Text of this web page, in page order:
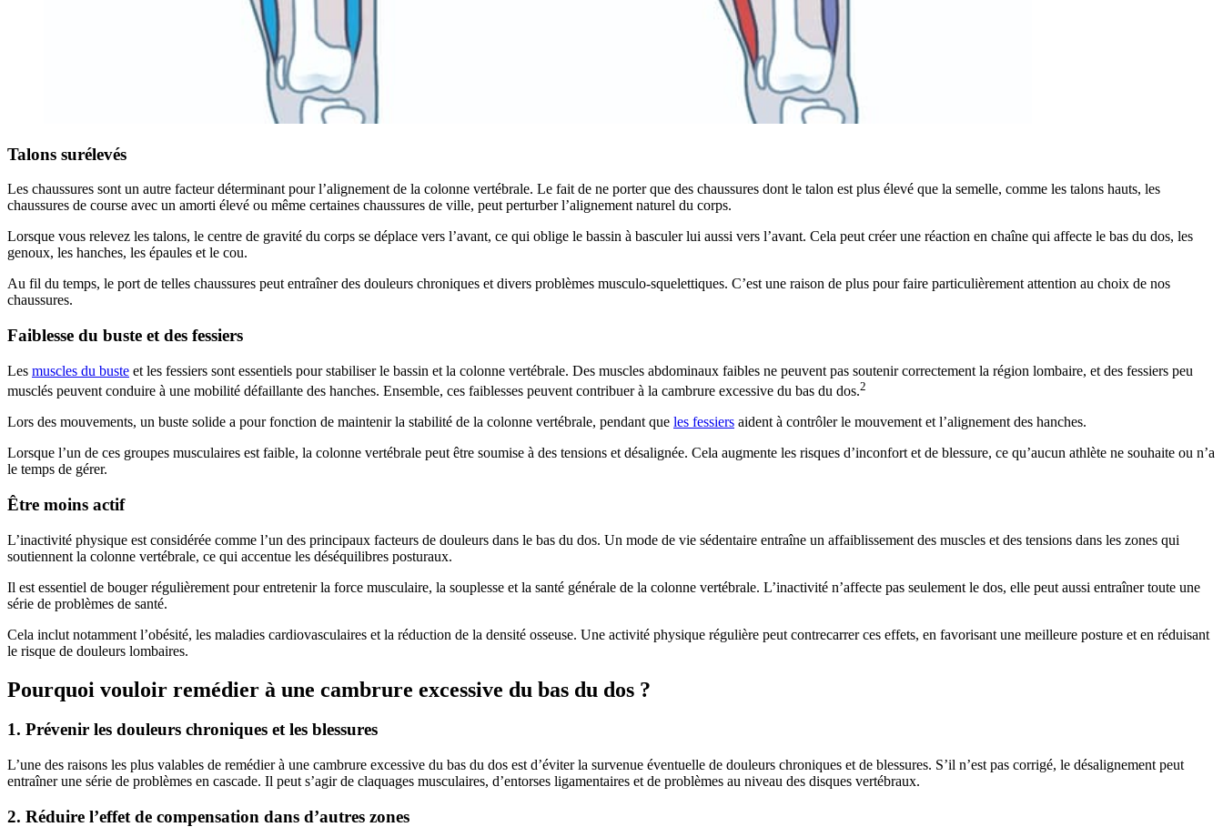
Talons surélevés
Les chaussures sont un autre facteur déterminant pour l’alignement de la colonne vertébrale. Le fait de ne porter que des chaussures dont le talon est plus élevé que la semelle, comme les talons hauts, les
chaussures de course avec un amorti élevé ou même certaines chaussures de ville, peut perturber l’alignement naturel du corps.
Lorsque vous relevez les talons, le centre de gravité du corps se déplace vers l’avant, ce qui oblige le bassin à basculer lui aussi vers l’avant. Cela peut créer une réaction en chaîne qui affecte le bas du dos, les
genoux, les hanches, les épaules et le cou.
Au fil du temps, le port de telles chaussures peut entraîner des douleurs chroniques et divers problèmes musculo-squelettiques. C’est une raison de plus pour faire particulièrement attention au choix de nos
chaussures.
Faiblesse du buste et des fessiers
Les muscles du buste et les fessiers sont essentiels pour stabiliser le bassin et la colonne vertébrale. Des muscles abdominaux faibles ne peuvent pas soutenir correctement la région lombaire, et des fessiers peu
musclés peuvent conduire à une mobilité défaillante des hanches. Ensemble, ces faiblesses peuvent contribuer à la cambrure excessive du bas du dos.2
Lors des mouvements, un buste solide a pour fonction de maintenir la stabilité de la colonne vertébrale, pendant que les fessiers aident à contrôler le mouvement et l’alignement des hanches.
Lorsque l’un de ces groupes musculaires est faible, la colonne vertébrale peut être soumise à des tensions et désalignée. Cela augmente les risques d’inconfort et de blessure, ce qu’aucun athlète ne souhaite ou n’a
le temps de gérer.
Être moins actif
L’inactivité physique est considérée comme l’un des principaux facteurs de douleurs dans le bas du dos. Un mode de vie sédentaire entraîne un affaiblissement des muscles et des tensions dans les zones qui
soutiennent la colonne vertébrale, ce qui accentue les déséquilibres posturaux.
Il est essentiel de bouger régulièrement pour entretenir la force musculaire, la souplesse et la santé générale de la colonne vertébrale. L’inactivité n’affecte pas seulement le dos, elle peut aussi entraîner toute une
série de problèmes de santé.
Cela inclut notamment l’obésité, les maladies cardiovasculaires et la réduction de la densité osseuse. Une activité physique régulière peut contrecarrer ces effets, en favorisant une meilleure posture et en réduisant
le risque de douleurs lombaires.
Pourquoi vouloir remédier à une cambrure excessive du bas du dos ?
1. Prévenir les douleurs chroniques et les blessures
L’une des raisons les plus valables de remédier à une cambrure excessive du bas du dos est d’éviter la survenue éventuelle de douleurs chroniques et de blessures. S’il n’est pas corrigé, le désalignement peut
entraîner une série de problèmes en cascade. Il peut s’agir de claquages musculaires, d’entorses ligamentaires et de problèmes au niveau des disques vertébraux.
2. Réduire l’effet de compensation dans d’autres zones